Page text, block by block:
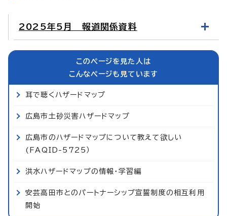
2025年5月 報道関係資料
このページを見た人は
こんなページも見ています
耳で聴くハザードマップ
広島市土砂災害ハザードマップ
広島市のハザードマップについて教えて欲しい
(FAQID-5725）
洪水ハザードマップの情報・学習編
安芸高田市とのパートナーシップ宣誓制度の相互利用
開始